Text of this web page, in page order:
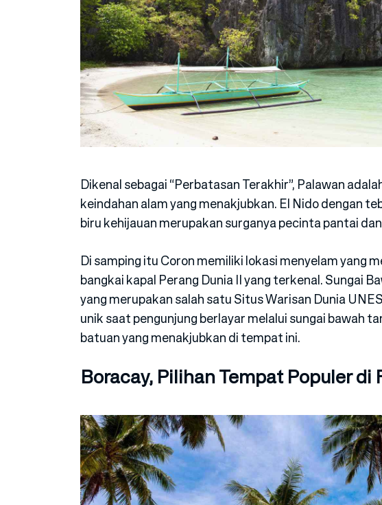
Dikenal sebagai “Perbatasan Terakhir”, Palawan
keindahan alam yang menakjubkan. El Nido dengan
biru kehijauan merupakan surganya pecinta pantai
Di samping itu Coron memiliki lokasi menyelam yang
bangkai kapal Perang Dunia II yang terkenal. Sungai
yang merupakan salah satu Situs Warisan Dunia
unik saat pengunjung berlayar melalui sungai bawah
batuan yang menakjubkan di tempat ini.
Boracay, Pilihan Tempat Populer di